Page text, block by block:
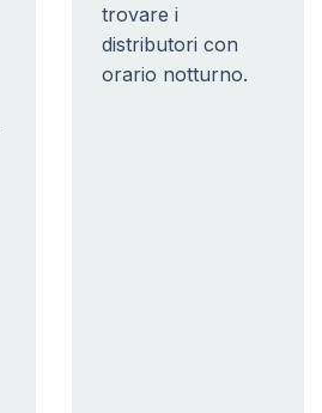
trovare i
distributori con
orario notturno.